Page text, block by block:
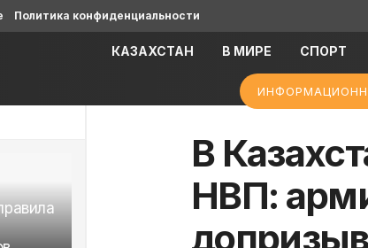
Политика конфиденциальности
КАЗАХСТАН В МИРЕ СПОРТ
В
НВП: